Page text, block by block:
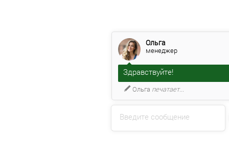
Введите сообщение
Ольга
менеджер
Здравствуйте!
Ольга печатает...